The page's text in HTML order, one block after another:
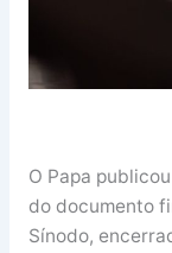
O Papa
do documento
Sínodo,